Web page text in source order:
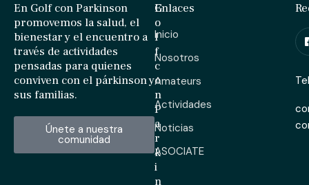
En Golf con Parkinson
promovemos la salud, el
bienestar y el encuentro a
través de actividades
pensadas para quienes
conviven con el párkinson y
sus familias.
Únete a nuestra
comunidad
G
o
l
f
c
o
n
P
a
r
k
i
n
Enlaces
Inicio
Nosotros
Amateurs
Actividades
Noticias
ASOCIATE